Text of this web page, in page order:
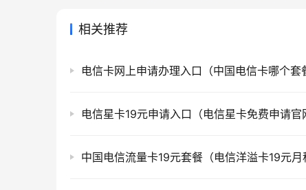
相关推荐
电信星卡19元申请入口（电信星卡免费申请官